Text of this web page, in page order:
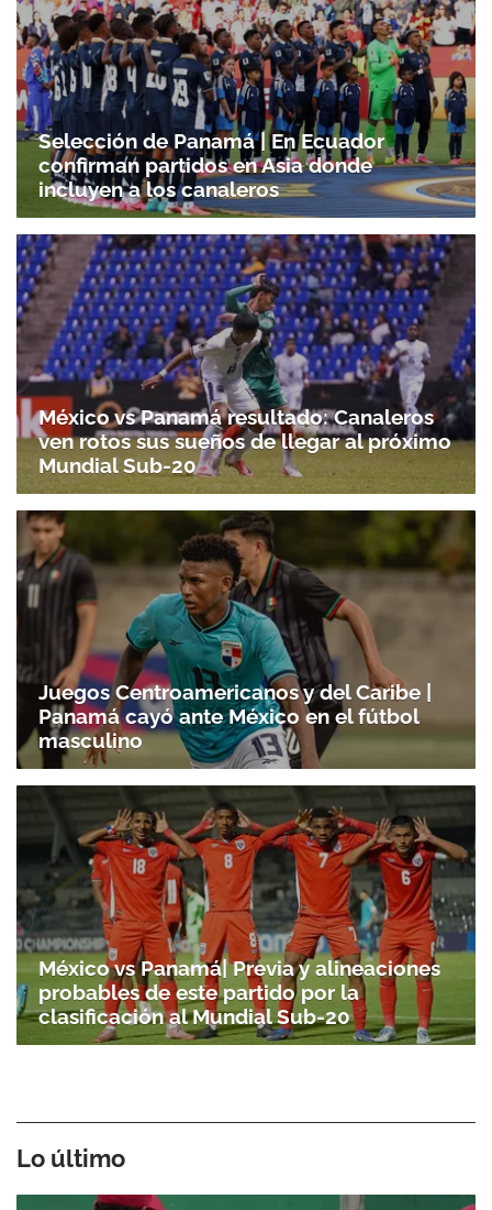
Gracias por suscribirte a nuestro boletín.
ACEPTAR
Selección de Panamá | En Ecuador
confirman partidos en Asia donde
incluyen a los canaleros
México vs Panamá resultado: Canaleros
ven rotos sus sueños de llegar al próximo
Mundial Sub-20
Juegos Centroamericanos y del Caribe |
Panamá cayó ante México en el fútbol
masculino
México vs Panamá| Previa y alineaciones
probables de este partido por la
clasificación al Mundial Sub-20
Lo último